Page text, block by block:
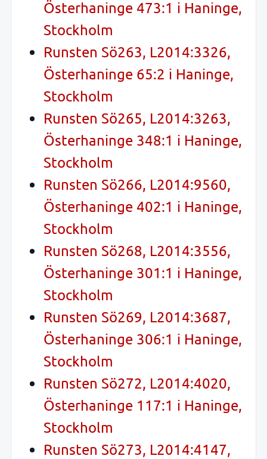
Österhaninge 473:1 i Haninge,
Stockholm
Runsten Sö263, L2014:3326,
Österhaninge 65:2 i Haninge,
Stockholm
Runsten Sö265, L2014:3263,
Österhaninge 348:1 i Haninge,
Stockholm
Runsten Sö266, L2014:9560,
Österhaninge 402:1 i Haninge,
Stockholm
Runsten Sö268, L2014:3556,
Österhaninge 301:1 i Haninge,
Stockholm
Runsten Sö269, L2014:3687,
Österhaninge 306:1 i Haninge,
Stockholm
Runsten Sö272, L2014:4020,
Österhaninge 117:1 i Haninge,
Stockholm
Runsten Sö273, L2014:4147,